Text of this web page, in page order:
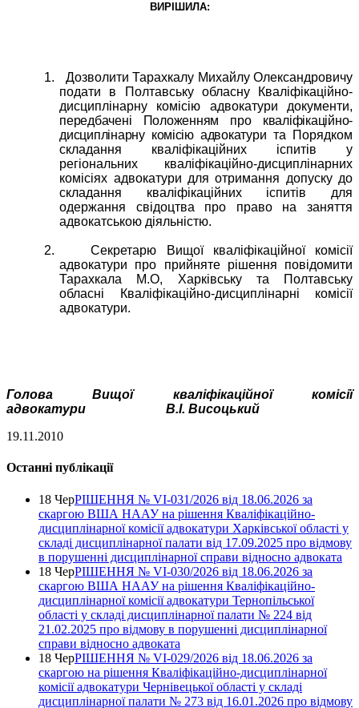
ВИРІШИЛА:
1.
Дозволити Тарахкалу Михайлу Олександровичу
подати в Полтавську обласну Кваліфікаційно-
дисциплінарну комісію адвокатури документи,
передбачені Положенням про кваліфікаційно-
дисциплінарну комісію адвокатури та Порядком
складання кваліфікаційних іспитів у
регіональних кваліфікаційно-дисциплінарних
комісіях адвокатури для отримання допуску до
складання кваліфікаційних іспитів для
одержання свідоцтва про право на заняття
адвокатською діяльністю.
2.
Секретарю Вищої кваліфікаційної комісії
адвокатури про прийняте рішення повідомити
Тарахкала М.О, Харківську та Полтавську
обласні Кваліфікаційно-дисциплінарні комісії
адвокатури.
Голова Вищої кваліфікаційної комісії
адвокатури
В.І. Висоцький
19.11.2010
Останні публікації
18 ЧерРІШЕННЯ № VІ-031/2026 від 18.06.2026 за
скаргою ВША НААУ на рішення Кваліфікаційно-
дисциплінарної комісії адвокатури Харківської області у
складі дисциплінарної палати від 17.09.2025 про відмову
в порушенні дисциплінарної справи відносно адвоката
18 ЧерРІШЕННЯ № VІ-030/2026 від 18.06.2026 за
скаргою ВША НААУ на рішення Кваліфікаційно-
дисциплінарної комісії адвокатури Тернопільської
області у складі дисциплінарної палати № 224 від
21.02.2025 про відмову в порушенні дисциплінарної
справи відносно адвоката
18 ЧерРІШЕННЯ № VІ-029/2026 від 18.06.2026 за
скаргою на рішення Кваліфікаційно-дисциплінарної
комісії адвокатури Чернівецької області у складі
дисциплінарної палати № 273 від 16.01.2026 про відмову